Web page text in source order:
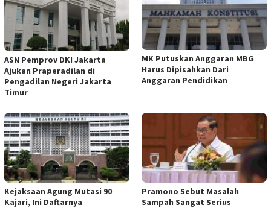
ASN Pemprov DKI Jakarta
Ajukan Praperadilan di
Pengadilan Negeri Jakarta
Timur
MK Putuskan Anggaran MBG
Harus Dipisahkan Dari
Anggaran Pendidikan
Kejaksaan Agung Mutasi 90
Kajari, Ini Daftarnya
Pramono Sebut Masalah
Sampah Sangat Serius